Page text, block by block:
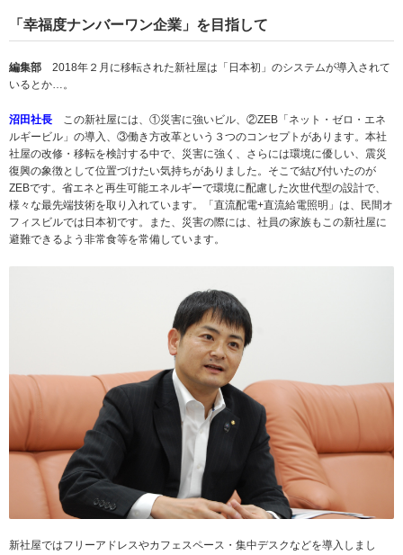
「幸福度ナンバーワン企業」を目指して
編集部 2018年２月に移転された新社屋は「日本初」のシステムが導入されて
いるとか…。
沼田社長 この新社屋には、①災害に強いビル、②ZEB「ネット・ゼロ・エネ
ルギービル」の導入、③働き方改革という３つのコンセプトがあります。本社
社屋の改修・移転を検討する中で、災害に強く、さらには環境に優しい、震災
復興の象徴として位置づけたい気持ちがありました。そこで結び付いたのが
ZEBです。省エネと再生可能エネルギーで環境に配慮した次世代型の設計で、
様々な最先端技術を取り入れています。「直流配電+直流給電照明」は、民間オ
フィスビルでは日本初です。また、災害の際には、社員の家族もこの新社屋に
避難できるよう非常食等を常備しています。
新社屋ではフリーアドレスやカフェスペース・集中デスクなどを導入しまし